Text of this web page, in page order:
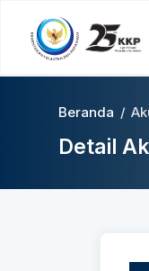
Beranda /
Detail